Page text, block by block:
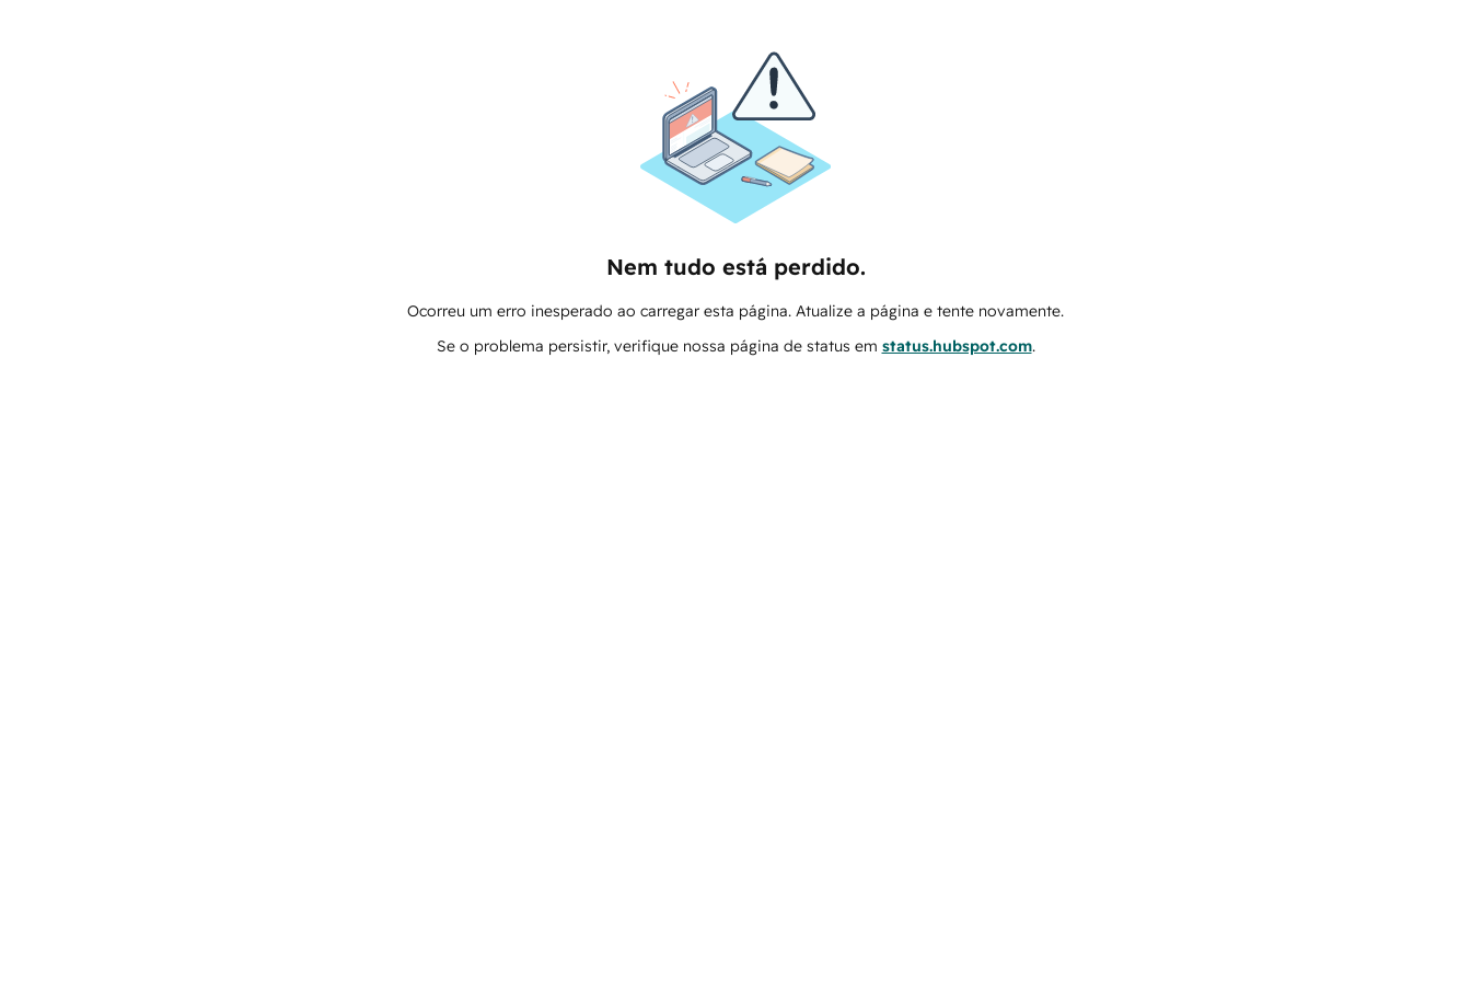
Nem tudo está perdido.
Ocorreu um erro inesperado ao carregar esta página. Atualize a página e tente novamente.
Se o problema persistir, verifique nossa página de status em status.hubspot.com.